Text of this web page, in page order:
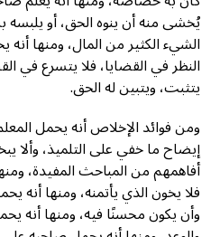
يُخشى منه أن ينوه الحق، أو
الشيء الكثير من المال، ومنها
النظر في القضايا، فلا يتسرع في
يتثبت، ويتبين له الحق.
ومن فوائد الإخلاص أنه يحمل
إيضاح ما خفي على التلميذ، وألا
أفاهمهم من المباحث المفيدة،
فلا يخون الذي يأتمنه، ومنها أنه
وأن يكون محسنًا فيه، ومنها أنه